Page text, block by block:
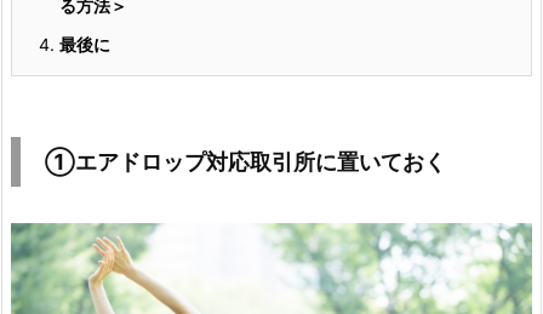
る方法＞
4. 最後に
①エアドロップ対応取引所に置いておく